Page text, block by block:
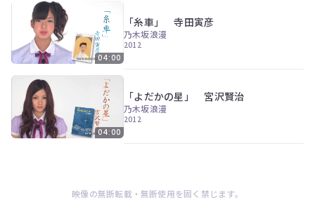
04:00
「糸車」 寺田寅彦
乃木坂浪漫
2012
04:00
「よだかの星」 宮沢賢治
乃木坂浪漫
2012
映像の無断転載・無断使用を固く禁じます。